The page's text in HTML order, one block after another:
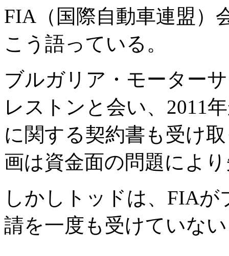
FIA（国際自動車連盟）
こう語っている。
ブルガリア・モーター
レストンと会い、2011
に関する契約書も受け
画は資金面の問題によ
しかしトッドは、FIAが
請を一度も受けていな